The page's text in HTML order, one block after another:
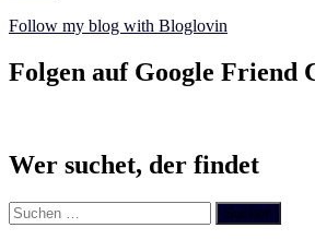
Follow my blog with Bloglovin
Folgen auf Google Friend
Wer suchet, der findet
Suchen
nach: